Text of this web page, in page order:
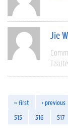
Jie
« first ‹ previous
515
516 517